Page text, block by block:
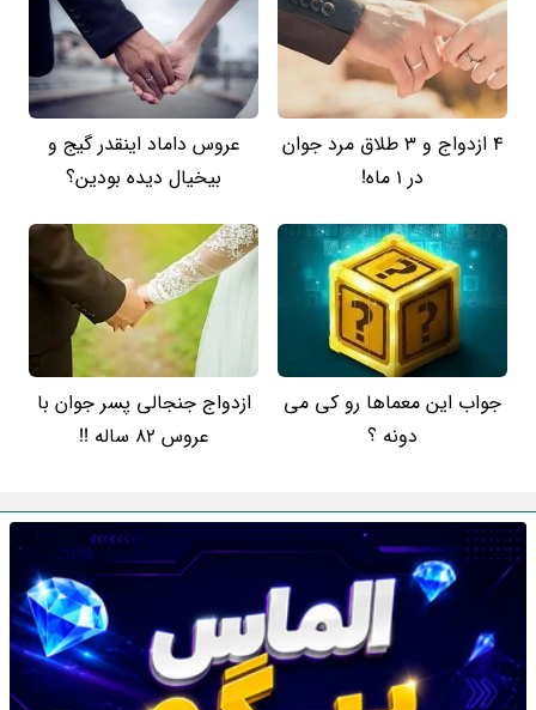
4 ازدواج و 3 طلاق مرد جوان
در 1 ماه!
عروس داماد اینقدر گیج و
بیخیال دیده بودین؟
جواب این معماها رو کی می
دونه ؟
ازدواج جنجالی پسر جوان با
عروس 82 ساله !!